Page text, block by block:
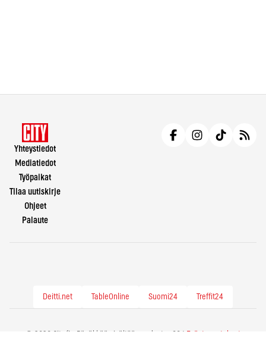
Yhteystiedot
Mediatiedot
Työpaikat
Tilaa uutiskirje
Ohjeet
Palaute
Deitti.net TableOnline Suomi24 Treffit24